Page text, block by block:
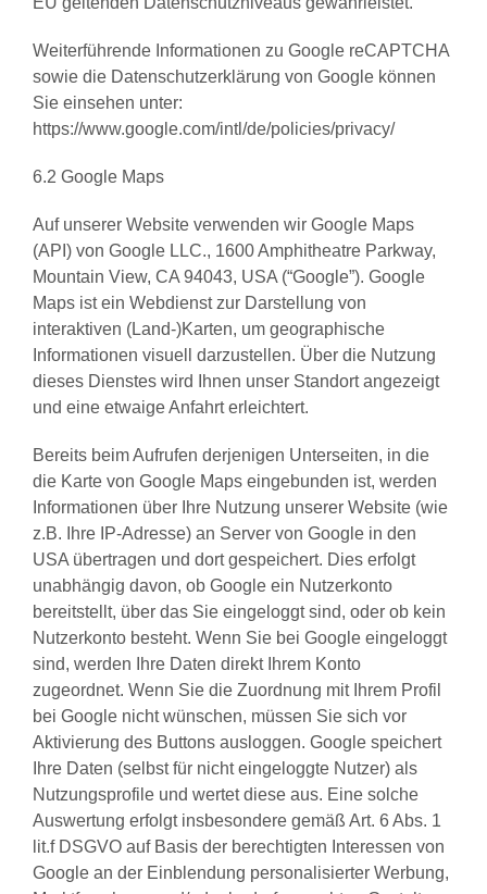
Weiterführende Informationen zu Google reCAPTCHA
sowie die Datenschutzerklärung von Google können
Sie einsehen unter:
https://www.google.com/intl/de/policies/privacy/
6.2 Google Maps
Auf unserer Website verwenden wir Google Maps
(API) von Google LLC., 1600 Amphitheatre Parkway,
Mountain View, CA 94043, USA (“Google”). Google
Maps ist ein Webdienst zur Darstellung von
interaktiven (Land-)Karten, um geographische
Informationen visuell darzustellen. Über die Nutzung
dieses Dienstes wird Ihnen unser Standort angezeigt
und eine etwaige Anfahrt erleichtert.
Bereits beim Aufrufen derjenigen Unterseiten, in die
die Karte von Google Maps eingebunden ist, werden
Informationen über Ihre Nutzung unserer Website (wie
z.B. Ihre IP-Adresse) an Server von Google in den
USA übertragen und dort gespeichert. Dies erfolgt
unabhängig davon, ob Google ein Nutzerkonto
bereitstellt, über das Sie eingeloggt sind, oder ob kein
Nutzerkonto besteht. Wenn Sie bei Google eingeloggt
sind, werden Ihre Daten direkt Ihrem Konto
zugeordnet. Wenn Sie die Zuordnung mit Ihrem Profil
bei Google nicht wünschen, müssen Sie sich vor
Aktivierung des Buttons ausloggen. Google speichert
Ihre Daten (selbst für nicht eingeloggte Nutzer) als
Nutzungsprofile und wertet diese aus. Eine solche
Auswertung erfolgt insbesondere gemäß Art. 6 Abs. 1
lit.f DSGVO auf Basis der berechtigten Interessen von
Google an der Einblendung personalisierter Werbung,